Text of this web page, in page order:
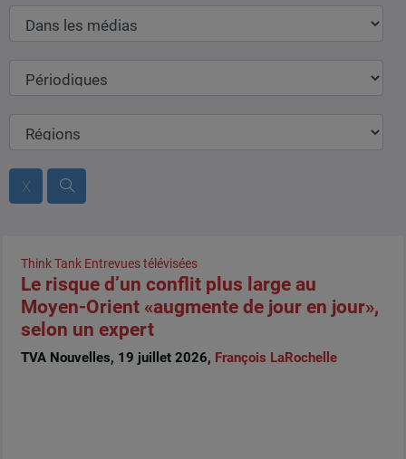
publications
Dans
les
médias
Périodiques
Régions
Think Tank Entrevues télévisées
Le risque d’un conflit plus large au
Moyen-Orient «augmente de jour en jour»,
selon un expert
TVA Nouvelles, 19 juillet 2026, François LaRochelle